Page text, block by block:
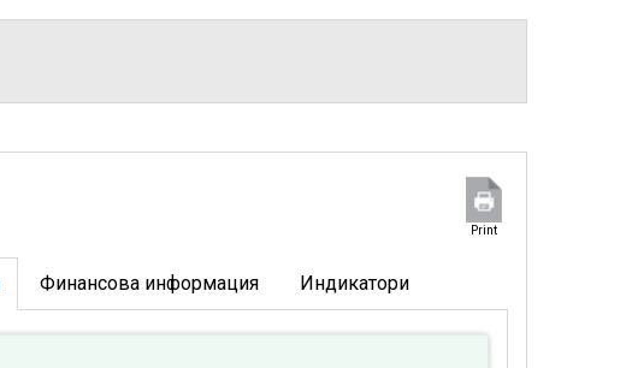
Print
Финансова информация Индикатори